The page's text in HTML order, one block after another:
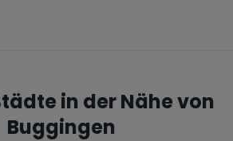
in der Nähe von
Buggingen